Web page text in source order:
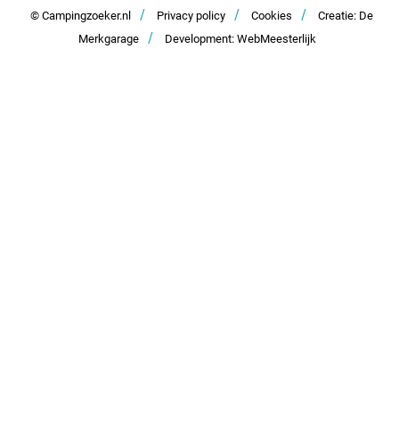
Kontakt
© Campingzoeker.nl / Privacy policy / Cookies /
Creatie: De
Merkgarage
/ Development: WebMeesterlijk